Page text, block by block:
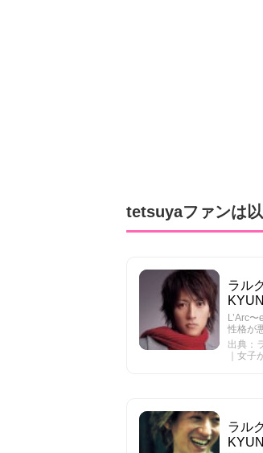
tetsuyaファンは
ラル
L’Arc
性格が
出典：
｜女子
ラル